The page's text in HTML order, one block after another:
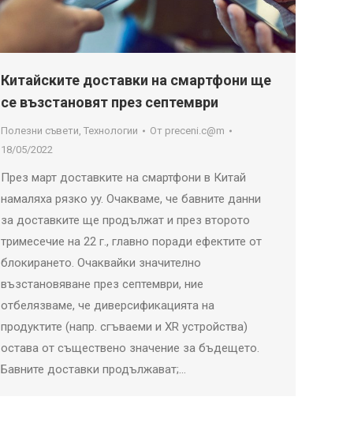
Китайските доставки на смартфони ще
се възстановят през септември
Полезни съвети Технологии От preceni.c@m
18/05/2022
През март доставките на смартфони в Китай
намаляха рязко yy. Очакваме, че бавните данни
за доставките ще продължат и през второто
тримесечие на 22 г., главно поради ефектите от
блокирането. Очаквайки значително
възстановяване през септември, ние
отбелязваме, че диверсификацията на
продуктите (напр. сгъваеми и XR устройства)
остава от съществено значение за бъдещето.
Бавните доставки продължават;…